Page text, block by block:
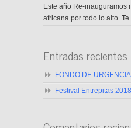
Este año Re-inauguramos
africana por todo lo alto.
Entradas recientes
FONDO DE
Festival Entrepitas